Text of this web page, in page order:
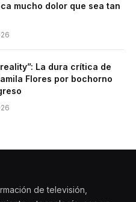
mucho dolor que sea tan
La dura crítica de
Flores por bochorno
de televisión,